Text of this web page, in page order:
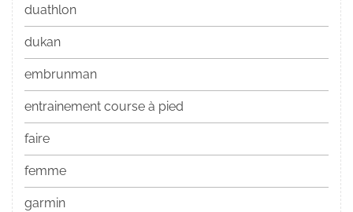
duathlon
dukan
embrunman
entrainement course à pied
faire
femme
garmin